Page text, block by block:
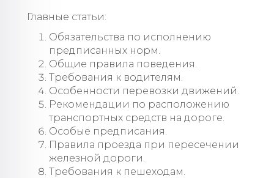
Главные статьи:
Обязательства по исполнению
предписанных норм.
Общие правила поведения.
Требования к водителям.
Особенности перевозки движений.
Рекомендации по расположению
транспортных средств на дороге.
Особые предписания.
Правила проезда при пересечении
железной дороги.
Требования к пешеходам.